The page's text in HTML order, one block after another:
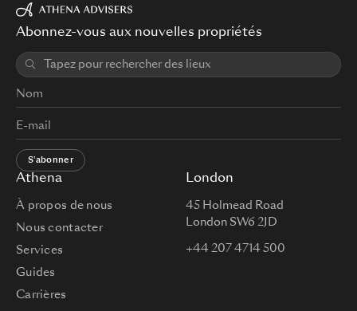
Athena
À propos de nous
Nous contacter
Services
Guides
Carrières
London
45 Holmead Road
London SW6 2JD
+44 207 4714 500
Abonnez-vous aux nouvelles propriétés
S'abonner